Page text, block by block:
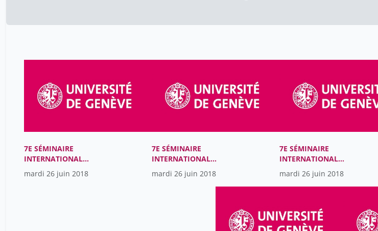
7E SÉMINAIRE
INTERNATIONAL
VYGOTSKI
mardi 26 juin 2018
7E SÉMINAIRE
INTERNATIONAL
VYGOTSKI
mardi 26 juin 2018
7E SÉMINAIRE
INTERNATIONAL
VYGOTSKI
mardi 26 juin 2018